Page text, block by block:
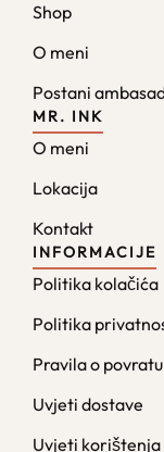
Shop
O meni
Postani
MR. INK
O meni
Lokacija
Kontakt
INFORMACIJE
Politika kolačića
Politika
Pravila o
Uvjeti dostave
Uvjeti korištenja